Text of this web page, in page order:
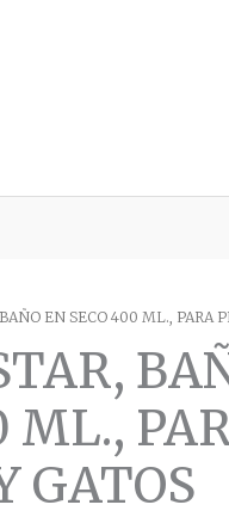
EN SECO 400 ML., PARA
ML.,
GATOS